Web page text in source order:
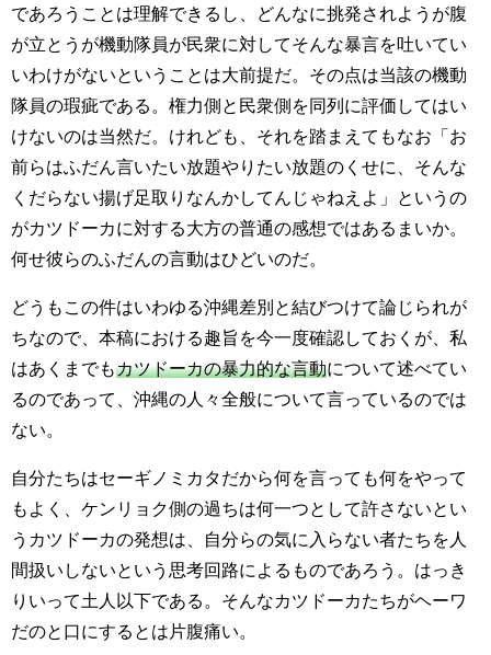
であろうことは理解できるし、どんなに挑発されようが腹
が立とうが機動隊員が民衆に対してそんな暴言を吐いてい
いわけがないということは大前提だ。その点は当該の機動
隊員の瑕疵である。権力側と民衆側を同列に評価してはい
けないのは当然だ。けれども、それを踏まえてもなお「お
前らはふだん言いたい放題やりたい放題のくせに、そんな
くだらない揚げ足取りなんかしてんじゃねえよ」というの
がカツドーカに対する大方の普通の感想ではあるまいか。
何せ彼らのふだんの言動はひどいのだ。
どうもこの件はいわゆる沖縄差別と結びつけて論じられが
ちなので、本稿における趣旨を今一度確認しておくが、私
はあくまでもカツドーカの暴力的な言動について述べてい
るのであって、沖縄の人々全般について言っているのでは
ない。
自分たちはセーギノミカタだから何を言っても何をやって
もよく、ケンリョク側の過ちは何一つとして許さないとい
うカツドーカの発想は、自分らの気に入らない者たちを人
間扱いしないという思考回路によるものであろう。はっき
りいって土人以下である。そんなカツドーカたちがヘーワ
だのと口にするとは片腹痛い。